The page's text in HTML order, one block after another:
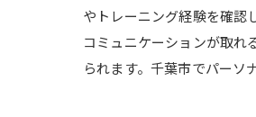
やトレーニング経験を確認
コミュニケーションが取れ
られます。千葉市でパーソ